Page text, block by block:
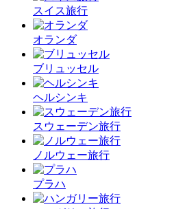
スイス旅行
オランダ
ブリュッセル
ヘルシンキ
スウェーデン旅行
ノルウェー旅行
プラハ